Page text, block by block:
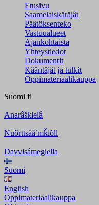
Etusivu
Saamelaiskäräjät
Päätöksenteko
Vastuualueet
Ajankohtaista
Yhteystiedot
Dokumentit
Kääntäjät ja tulkit
Oppimateriaalikauppa
Suomi fi
Anarâškielâ
Nuõrttsääʹmǩiõll
Davvisámegiella
Suomi
English
Oppimateriaalikauppa